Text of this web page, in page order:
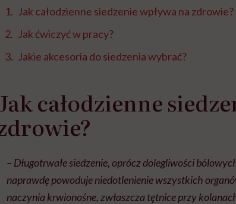
Jak całodzienne siedzenie wpływa na zdrowie?
Jak ćwiczyć w pracy?
Jakie akcesoria do siedzenia wybrać?
całodzienne
– Długotrwałe siedzenie, oprócz dolegliwości
naprawdę powoduje niedotlenienie wszystkich
naczynia krwionośne, zwłaszcza tętnice przy